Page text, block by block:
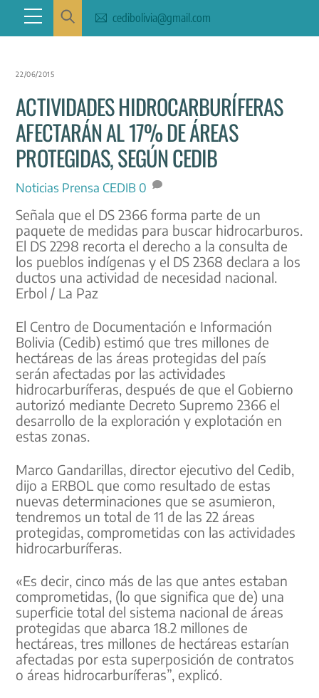
content
Menu cedibolivia@gmail.com
22/06/2015
ACTIVIDADES HIDROCARBURÍFERAS
AFECTARÁN AL 17% DE ÁREAS
PROTEGIDAS, SEGÚN CEDIB
Noticias Prensa CEDIB 0
Señala que el DS 2366 forma parte de un
paquete de medidas para buscar hidrocarburos.
El DS 2298 recorta el derecho a la consulta de
los pueblos indígenas y el DS 2368 declara a los
ductos una actividad de necesidad nacional.
Erbol / La Paz
El Centro de Documentación e Información
Bolivia (Cedib) estimó que tres millones de
hectáreas de las áreas protegidas del país
serán afectadas por las actividades
hidrocarburíferas, después de que el Gobierno
autorizó mediante Decreto Supremo 2366 el
desarrollo de la exploración y explotación en
estas zonas.
Marco Gandarillas, director ejecutivo del Cedib,
dijo a ERBOL que como resultado de estas
nuevas determinaciones que se asumieron,
tendremos un total de 11 de las 22 áreas
protegidas, comprometidas con las actividades
hidrocarburíferas.
«Es decir, cinco más de las que antes estaban
comprometidas, (lo que significa que de) una
superficie total del sistema nacional de áreas
protegidas que abarca 18.2 millones de
hectáreas, tres millones de hectáreas estarían
afectadas por esta superposición de contratos
o áreas hidrocarburíferas”, explicó.